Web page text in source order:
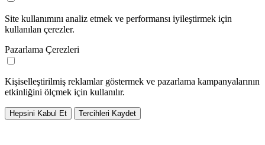
Site kullanımını analiz etmek ve performansı iyileştirmek için
kullanılan çerezler.
Pazarlama Çerezleri
Kişiselleştirilmiş reklamlar göstermek ve pazarlama kampanyalarının
etkinliğini ölçmek için kullanılır.
Hepsini Kabul Et Tercihleri Kaydet